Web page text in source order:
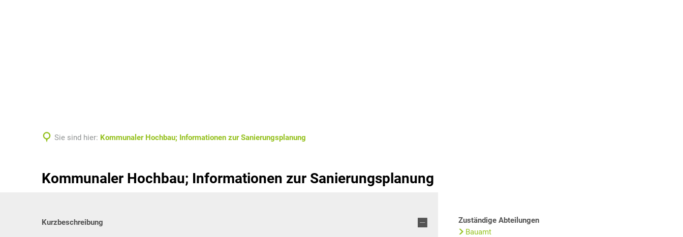
Sie sind hier: Kommunaler Hochbau; Informationen zur Sanierungsplanung
Kommunaler Hochbau; Informationen zur Sanierungsplanung
Kurzbeschreibung
Zuständige Abteilungen
Bauamt